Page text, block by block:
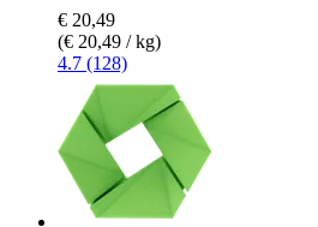
€ 20,49
(€ 20,49 / kg)
4.7 (128)